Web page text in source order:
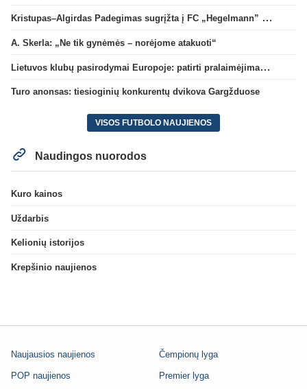
Kristupas–Algirdas Padegimas sugrįžta į FC „Hegelmann” B sudėtį
A. Skerla: „Ne tik gynėmės – norėjome atakuoti“
Lietuvos klubų pasirodymai Europoje: patirti pralaimėjimai Kroatijos atstovams
Turo anonsas: tiesioginių konkurentų dvikova Gargžduose
VISOS FUTBOLO NAUJIENOS
Naudingos nuorodos
Kuro kainos
Uždarbis
Kelionių istorijos
Krepšinio naujienos
Naujausios naujienos
POP naujienos
Čempionų lyga
Premier lyga